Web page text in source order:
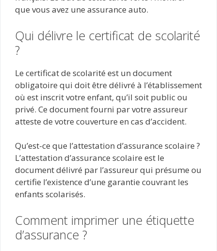
que vous avez une assurance auto.
Qui délivre le certificat de scolarité
?
Le certificat de scolarité est un document
obligatoire qui doit être délivré à l’établissement
où est inscrit votre enfant, qu’il soit public ou
privé. Ce document fourni par votre assureur
atteste de votre couverture en cas d’accident.
Qu’est-ce que l’attestation d’assurance scolaire ?
L’attestation d’assurance scolaire est le
document délivré par l’assureur qui présume ou
certifie l’existence d’une garantie couvrant les
enfants scolarisés.
Comment imprimer une étiquette
d’assurance ?